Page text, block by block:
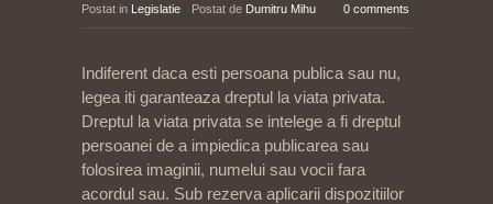
Postat in Legislatie Postat de Dumitru Mihu 0 comments
Indiferent daca esti persoana publica sau nu,
legea iti garanteaza dreptul la viata privata.
Dreptul la viata privata se intelege a fi dreptul
persoanei de a impiedica publicarea sau
folosirea imaginii, numelui sau vocii fara
acordul sau. Sub rezerva aplicarii dispozitiilor